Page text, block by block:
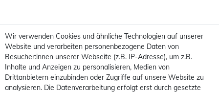
Wir verwenden Cookies und ähnliche Technologien auf unserer
Website und verarbeiten personenbezogene Daten von
Besucher:innen unserer Webseite (z.B. IP-Adresse), um z.B.
Inhalte und Anzeigen zu personalisieren, Medien von
Drittanbietern einzubinden oder Zugriffe auf unsere Website zu
analysieren. Die Datenverarbeitung erfolgt erst durch gesetzte